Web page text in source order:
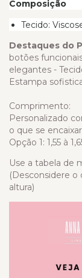
Composição
Tecido:
Destaques do
botões
elegantes -
Estampa
Comprimento:
Personalizado
o que se
Opção 1: 1,55 à
Use a tabela de
(Desconsidere
altura)